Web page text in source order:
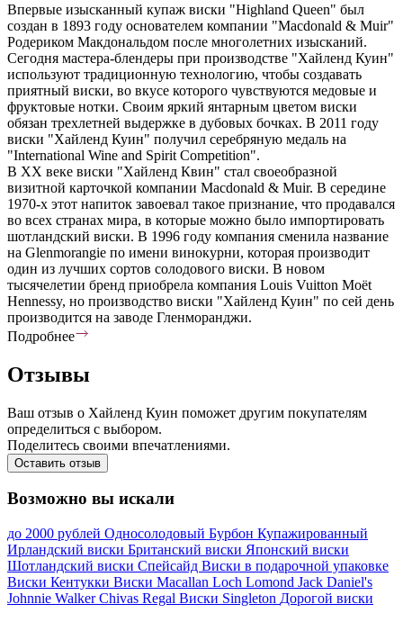
Впервые изысканный купаж виски "Highland Queen" был
создан в 1893 году основателем компании "Macdonald & Muir"
Родериком Макдональдом после многолетних изысканий.
Сегодня мастера-блендеры при производстве "Хайленд Куин"
используют традиционную технологию, чтобы создавать
приятный виски, во вкусе которого чувствуются медовые и
фруктовые нотки. Своим яркий янтарным цветом виски
обязан трехлетней выдержке в дубовых бочках. В 2011 году
виски "Хайленд Куин" получил серебряную медаль на
"International Wine and Spirit Competition".
В XX веке виски "Хайленд Квин" стал своеобразной
визитной карточкой компании Macdonald & Muir. В середине
1970-х этот напиток завоевал такое признание, что продавался
во всех странах мира, в которые можно было импортировать
шотландский виски. В 1996 году компания сменила название
на Glenmorangie по имени винокурни, которая производит
один из лучших сортов солодового виски. В новом
тысячелетии бренд приобрела компания Louis Vuitton Moët
Hennessy, но производство виски "Хайленд Куин" по сей день
производится на заводе Гленморанджи.
Подробнее
Отзывы
Ваш отзыв о Хайленд Куин поможет другим покупателям
определиться с выбором.
Поделитесь своими впечатлениями.
Оставить отзыв
Возможно вы искали
до 2000 рублей Односолодовый Бурбон Купажированный
Ирландский виски Британский виски Японский виски
Шотландский виски Спейсайд Виски в подарочной упаковке
Виски Кентукки Виски Macallan Loch Lomond Jack Daniel's
Johnnie WalkerChivas Regal Виски Singleton Дорогой виски